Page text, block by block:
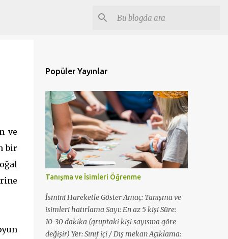
ve
bir
Popüler Yayınlar
Tanışma ve İsimleri Öğrenme
İsmini Hareketle Göster Amaç: Tanışma ve
isimleri hatırlama Sayı: En az 5 kişi Süre:
10-30 dakika (gruptaki kişi sayısına göre
değişir) Yer: Sınıf içi / Dış mekan Açıklama: